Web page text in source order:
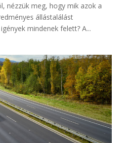
nézzük meg, hogy mik azok a
állástalálást
mindenek felett? A...